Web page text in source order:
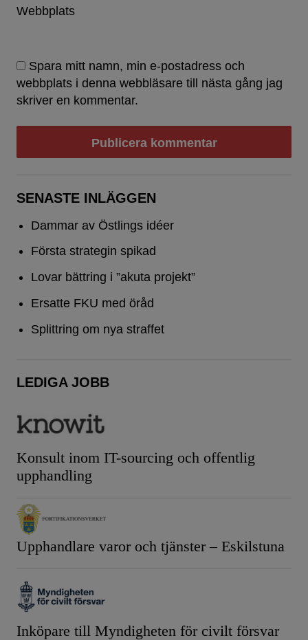
Webbplats
Spara mitt namn, min e-postadress och
webbplats i denna webbläsare till nästa gång jag
skriver en kommentar.
SENASTE INLÄGGEN
Dammar av Östlings idéer
Första strategin spikad
Lovar bättring i ”akuta projekt”
Ersatte FKU med öråd
Splittring om nya straffet
LEDIGA JOBB
Konsult inom IT-sourcing och offentlig
upphandling
Upphandlare varor och tjänster – Eskilstuna
Inköpare till Myndigheten för civilt försvar